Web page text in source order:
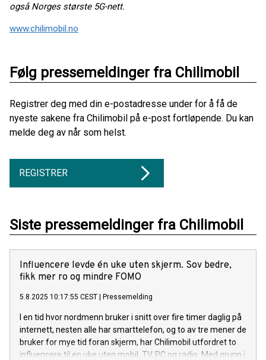
også Norges største 5G-nett.
www.chilimobil.no
Følg pressemeldinger fra Chilimobil
Registrer deg med din e-postadresse under for å få de
nyeste sakene fra Chilimobil på e-post fortløpende. Du kan
melde deg av når som helst.
REGISTRER
Siste pressemeldinger fra Chilimobil
Influencere levde én uke uten skjerm. Sov bedre,
fikk mer ro og mindre FOMO
5.8.2025 10:17:55 CEST Pressemelding
I en tid hvor nordmenn bruker i snitt over fire timer daglig på
internett, nesten alle har smarttelefon, og to av tre mener de
bruker for mye tid foran skjerm, har Chilimobil utfordret to
influencere til en uke uten mobil, TV, PC og radio. Med grunn i